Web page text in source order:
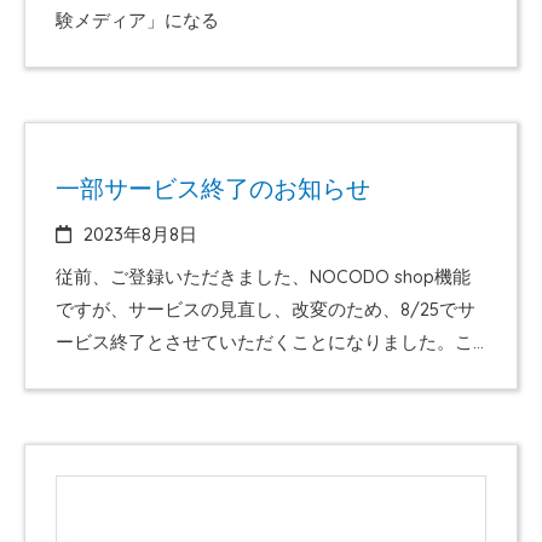
験メディア」になる
一部サービス終了のお知らせ
2023年8月8日
従前、ご登録いただきました、NOCODO shop機能
ですが、サービスの見直し、改変のため、8/25でサ
ービス終了とさせていただくことになりました。こ
ト、shopに関する登録情報につきましては、当社に
て削除させていただきますので、お手数ですが、登